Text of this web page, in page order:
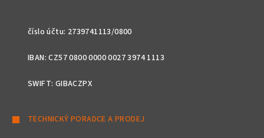
číslo účtu: 2739741113/0800
IBAN: CZ57 0800 0000 0027 3974 1113
SWIFT: GIBACZPX
TECHNICKÝ PORADCE A PRODEJ